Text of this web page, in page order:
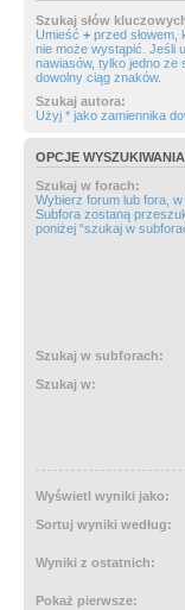
Szukaj słów
Umieść + przed słowem,
nie może wystąpić. Jeśli
nawiasów, tylko jedno ze
dowolny ciąg znaków.
Szukaj autora:
Użyj * jako zamiennika
OPCJE WYSZUKIWANIA
Szukaj w forach:
Wybierz forum lub fora,
Subfora zostaną
poniżej “szukaj w
Szukaj w subforach:
Szukaj w:
Wyświetl wyniki jako:
Sortuj wyniki według:
Wyniki z ostatnich:
Pokaż pierwsze: